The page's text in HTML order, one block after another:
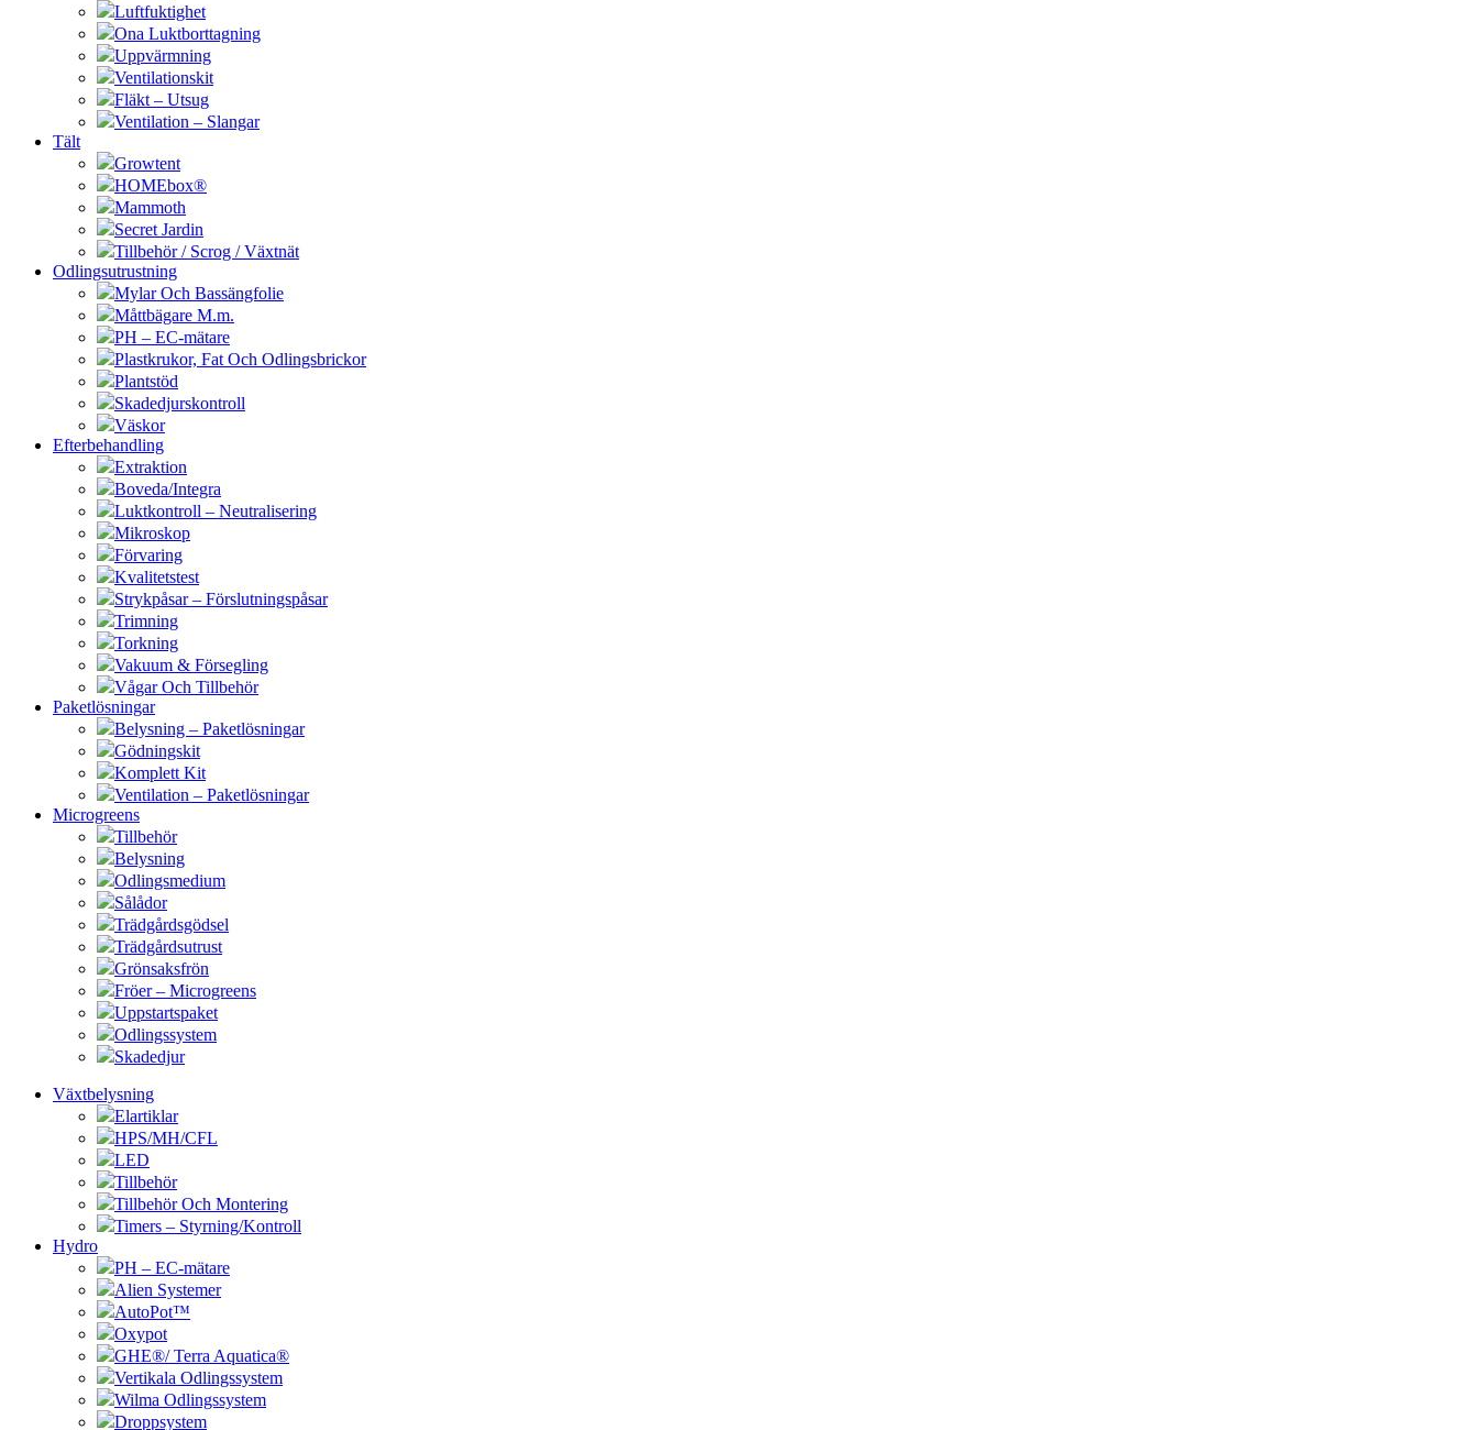
Luftfuktighet
Ona Luktborttagning
Uppvärmning
Ventilationskit
Fläkt – Utsug
Ventilation – Slangar
Tält
Growtent
HOMEbox®
Mammoth
Secret Jardin
Tillbehör / Scrog / Växtnät
Odlingsutrustning
Mylar Och Bassängfolie
Måttbägare M.m.
PH – EC-mätare
Plastkrukor, Fat Och Odlingsbrickor
Plantstöd
Skadedjurskontroll
Väskor
Efterbehandling
Extraktion
Boveda/Integra
Luktkontroll – Neutralisering
Mikroskop
Förvaring
Kvalitetstest
Strykpåsar – Förslutningspåsar
Trimning
Torkning
Vakuum & Försegling
Vågar Och Tillbehör
Paketlösningar
Belysning – Paketlösningar
Gödningskit
Komplett Kit
Ventilation – Paketlösningar
Microgreens
Tillbehör
Belysning
Odlingsmedium
Sålådor
Trädgårdsgödsel
Trädgårdsutrust
Grönsaksfrön
Fröer – Microgreens
Uppstartspaket
Odlingssystem
Skadedjur
Växtbelysning
Elartiklar
HPS/MH/CFL
LED
Tillbehör
Tillbehör Och Montering
Timers – Styrning/Kontroll
Hydro
PH – EC-mätare
Alien Systemer
AutoPot™
Oxypot
GHE®/ Terra Aquatica®
Vertikala Odlingssystem
Wilma Odlingssystem
Droppsystem